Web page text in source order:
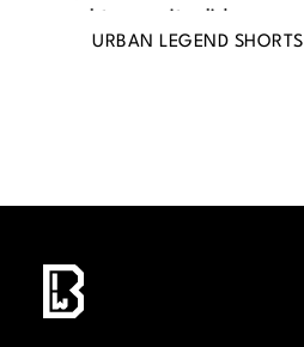
URBAN LEGEND SHORTS